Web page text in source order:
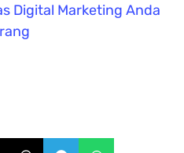
Digital Marketing Anda